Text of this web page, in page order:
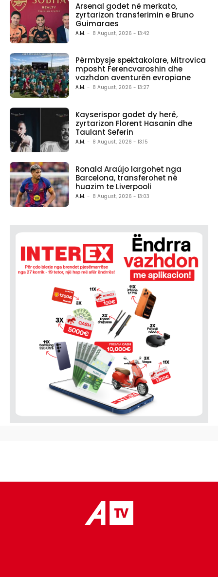
Arsenal godet në merkato,
zyrtarizon transferimin e Bruno
Guimaraes
A.M. - 8 August, 2026 - 13:42
Përmbysje spektakolare, Mitrovica
mposht Ferencvaroshin dhe
vazhdon aventurën evropiane
A.M. - 8 August, 2026 - 13:27
Kayserispor godet dy herë,
zyrtarizon Florent Hasanin dhe
Taulant Seferin
A.M. - 8 August, 2026 - 13:15
Ronald Araújo largohet nga
Barcelona, transferohet në
huazim te Liverpooli
A.M. - 8 August, 2026 - 13:03